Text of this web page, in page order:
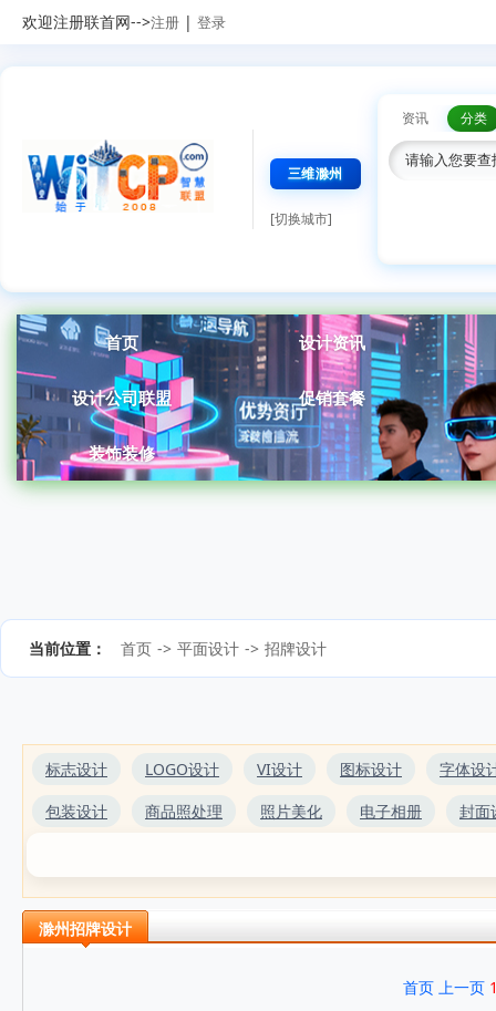
欢迎注册联首网-->注册 | 登录
三维滁州
[切换城市]
资讯 分类
首页 设计资讯
设计公司联盟 促销套餐
装饰装修
当前位置： 首页 -> 平面设计 -> 招牌设计
标志设计 LOGO设计 VI设计 图标设计
字体设
包装设计
商品照处理 照片美化 电子相册 封面
滁州招牌设计
首页 上一页